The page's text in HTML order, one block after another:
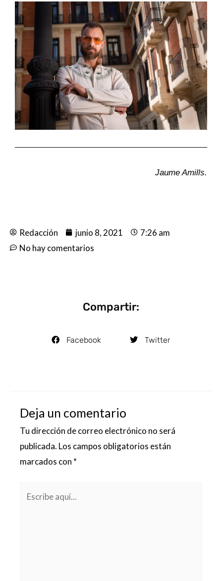
Jaume Amills.
Redacción junio 8, 2021
7:26 am
No hay comentarios
Compartir:
Facebook Twitter
Deja un comentario
Tu dirección de correo electrónico no será
publicada. Los campos obligatorios están
marcados con *